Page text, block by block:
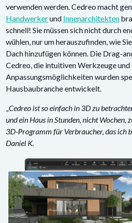
verwenden werden. Cedreo macht
Handwerkerund Innenarchitekten
schnell! Sie müssen sich nicht durch
wühlen, nur um herauszufinden, wie
Dach hinzufügen können. Die Drag-
Cedreo, die intuitiven Werkzeuge
Anpassungsmöglichkeiten wurden
Hausbaubranche entwickelt.
„Cedreo ist so einfach in 3D zu
und ein Haus in Stunden, nicht Wochen,
3D-Programm für Verbraucher, das ich
Daniel K.